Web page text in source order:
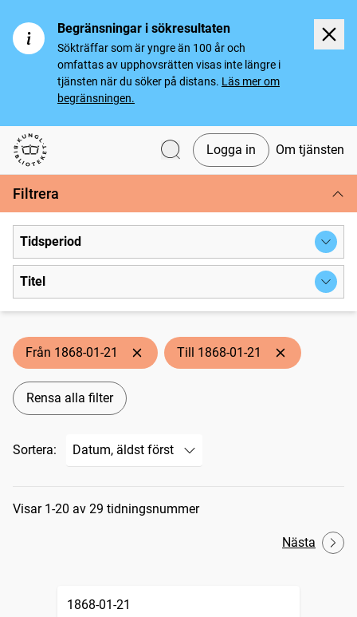
Begränsningar i sökresultaten
Sökträffar som är yngre än 100 år och
omfattas av upphovsrätten visas inte längre i
tjänsten när du söker på distans. Läs mer om
begränsningen.
Svenska tidningar
Logga in Om tjänsten
Filtrera
Tidsperiod
Titel
Från 1868-01-21 Till 1868-01-21
Rensa alla filter
Sortera:
Sökresultat
Visar 1-20 av 29 tidningsnummer
Nästa
1868-01-21